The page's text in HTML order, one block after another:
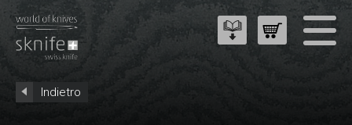
Indietro